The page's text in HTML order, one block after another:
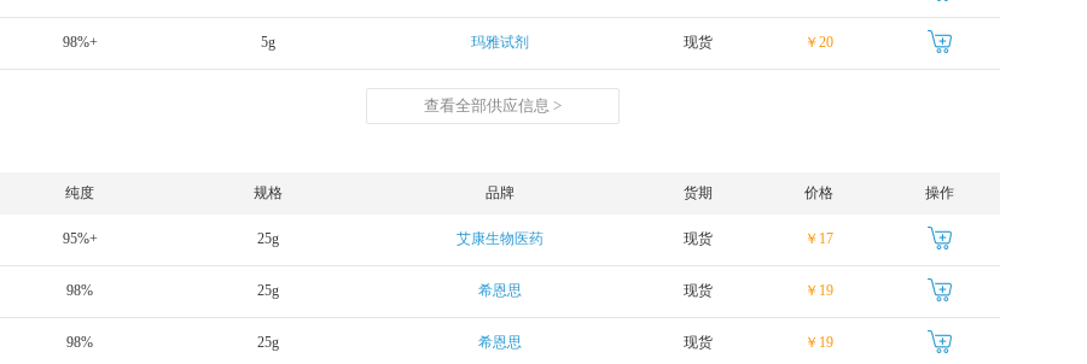
98%+ 5g 玛雅试剂 现货 ￥20
查看全部供应信息 >
纯度 规格 品牌 货期 价格 操作
95%+ 25g 艾康生物医药 现货 ￥17
98% 25g 希恩思 现货 ￥19
98% 25g 希恩思 现货 ￥19